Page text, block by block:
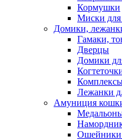
Кормушки
Миски
Домики,
Гамаки,
Дверцы
Домики
Лежанки
Амуниция
Ошейники